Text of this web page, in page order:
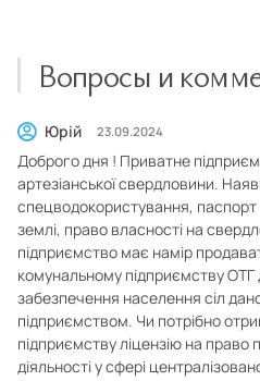
Вопросы и
Юрій 23.09.2024
Доброго дня ! Приватне
артезіанської свердловини.
спецводокористування,
землі, право власності на
підприємство має намір
комунальному підприємству
забезпечення населення сіл
підприємством. Чи потрібно
підприємству ліцензію на
діяльності у сфері